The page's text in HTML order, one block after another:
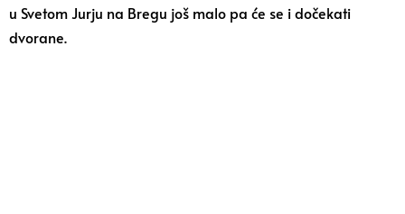
u Svetom Jurju na Bregu još malo pa će se i dočekati
dvorane.